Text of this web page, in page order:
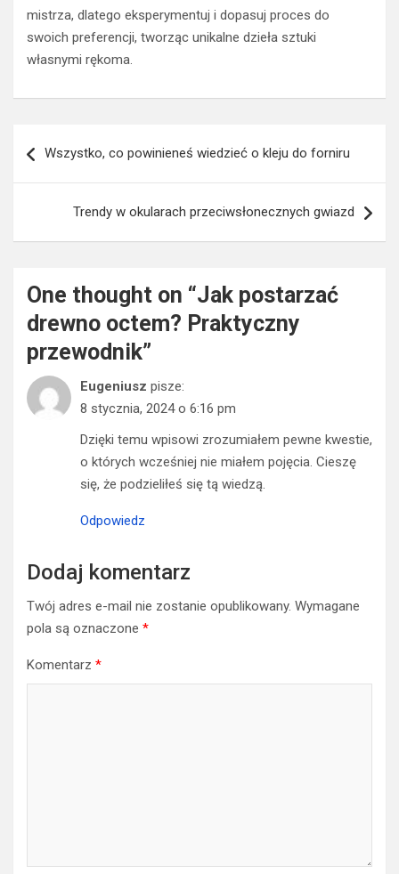
mistrza, dlatego eksperymentuj i dopasuj proces do
swoich preferencji, tworząc unikalne dzieła sztuki
własnymi rękoma.
wpisu
Wszystko, co powinieneś wiedzieć o kleju do forniru
Trendy w okularach przeciwsłonecznych gwiazd
One thought on “Jak postarzać
drewno octem? Praktyczny
przewodnik”
Eugeniusz pisze:
8 stycznia, 2024 o 6:16 pm
Dzięki temu wpisowi zrozumiałem pewne kwestie,
o których wcześniej nie miałem pojęcia. Cieszę
się, że podzieliłeś się tą wiedzą.
Odpowiedz
Dodaj komentarz
Twój adres e-mail nie zostanie opublikowany. Wymagane
pola są oznaczone *
Komentarz *